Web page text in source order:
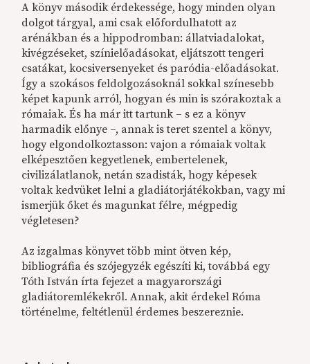
A könyv második érdekessége, hogy minden olyan
dolgot tárgyal, ami csak előfordulhatott az
arénákban és a hippodromban: állatviadalokat,
kivégzéseket, színielőadásokat, eljátszott tengeri
csatákat, kocsiversenyeket és paródia-előadásokat.
Így a szokásos feldolgozásoknál sokkal színesebb
képet kapunk arról, hogyan és min is szórakoztak a
rómaiak. És ha már itt tartunk – s ez a könyv
harmadik előnye –, annak is teret szentel a könyv,
hogy elgondolkoztasson: vajon a rómaiak voltak
elképesztően kegyetlenek, embertelenek,
civilizálatlanok, netán szadisták, hogy képesek
voltak kedvüket lelni a gladiátorjátékokban, vagy mi
ismerjük őket és magunkat félre, mégpedig
végletesen?
Az izgalmas könyvet több mint ötven kép,
bibliográfia és szójegyzék egészíti ki, továbbá egy
Tóth István írta fejezet a magyarországi
gladiátoremlékekről. Annak, akit érdekel Róma
történelme, feltétlenül érdemes beszereznie.